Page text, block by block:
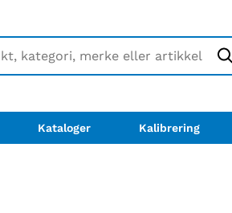
Kataloger Kalibrering